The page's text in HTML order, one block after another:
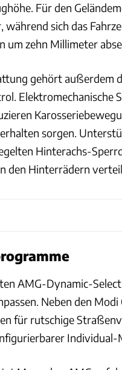
Für den
während sich das
um zehn Millimeter
gehört außerdem
Elektromechanische
sorgen.
Hinterachs-
den Hinterrädern
AMG-Dynamic-
Neben den
für rutschige
Individual-